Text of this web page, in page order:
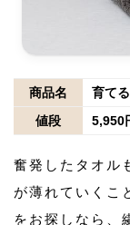
商品名
育て
値段
5,950
奮発したタオル
が薄れていくこ
をお探しなら、